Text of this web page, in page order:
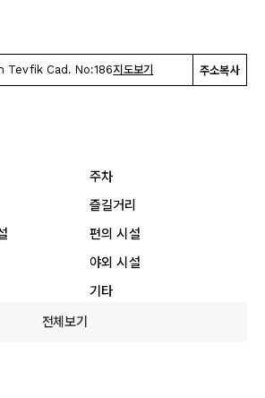
Tevfik Cad. No:186지도보기 주소복사
주차
즐길거리
편의 시설
야외 시설
기타
전체보기